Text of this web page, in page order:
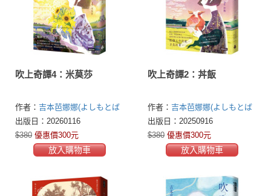
吹上奇譚4：米莫莎
作者： 吉本芭娜娜(よしもとば
なな)
出版日：20260116
$380 優惠價300元
放入購物車
吹上奇譚2：丼飯
作者： 吉本芭娜娜(よしもとば
なな)
出版日：20250916
$380 優惠價300元
放入購物車